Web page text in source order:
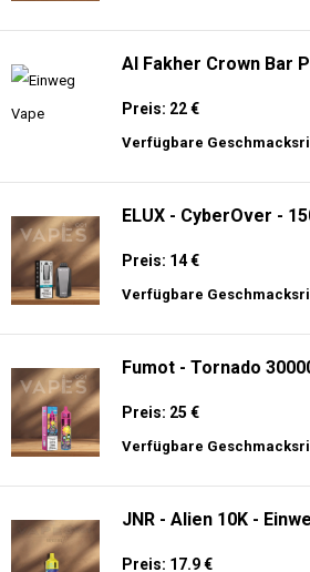
Al Fakher Crown Bar
Preis: 22 €
Verfügbare
ELUX - CyberOver -
Preis: 14 €
Verfügbare
Fumot - Tornado
Preis: 25 €
Verfügbare
JNR - Alien 10K -
Preis: 17.9 €